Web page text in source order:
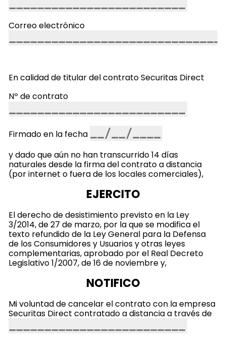
Correo electrónico
En calidad de titular del contrato Securitas Direct
Nº de contrato
Firmado en la fecha
y dado que aún no han transcurrido 14 días
naturales desde la firma del contrato a distancia
(por internet o fuera de los locales comerciales),
EJERCITO
El derecho de desistimiento previsto en la Ley
3/2014, de 27 de marzo, por la que se modifica el
texto refundido de la Ley General para la Defensa
de los Consumidores y Usuarios y otras leyes
complementarias, aprobado por el Real Decreto
Legislativo 1/2007, de 16 de noviembre y,
NOTIFICO
Mi voluntad de cancelar el contrato con la empresa
Securitas Direct contratado a distancia a través de